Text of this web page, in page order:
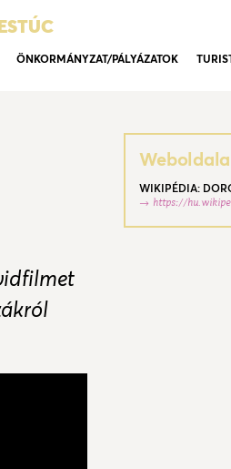
ÖNKORMÁNYZAT/PÁLYÁZATOK
WIKIPÉDIA:
https://